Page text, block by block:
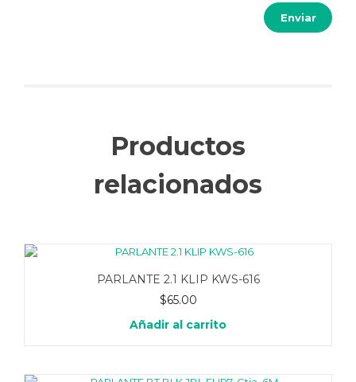
Productos
relacionados
PARLANTE 2.1 KLIP KWS-616
$65.00
Añadir al carrito